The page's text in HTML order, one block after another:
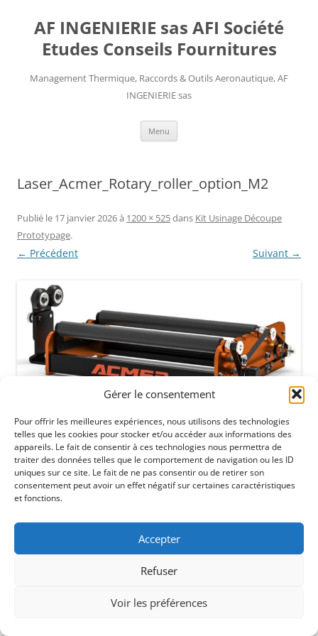
Gérer le consentement
Pour offrir les meilleures expériences, nous utilisons des technologies
telles que les cookies pour stocker et/ou accéder aux informations des
appareils. Le fait de consentir à ces technologies nous permettra de
traiter des données telles que le comportement de navigation ou les ID
uniques sur ce site. Le fait de ne pas consentir ou de retirer son
consentement peut avoir un effet négatif sur certaines caractéristiques
et fonctions.
Accepter
Refuser
Voir les préférences
AF INGENIERIE sas AFI Société
Etudes Conseils Fournitures
Management Thermique, Raccords & Outils Aeronautique, AF
INGENIERIE sas
Menu
Laser_Acmer_Rotary_roller_option_M2
Publié le 17 janvier 2026à 1200 × 525dans Kit Usinage Découpe
Prototypage.
← Précédent Suivant →